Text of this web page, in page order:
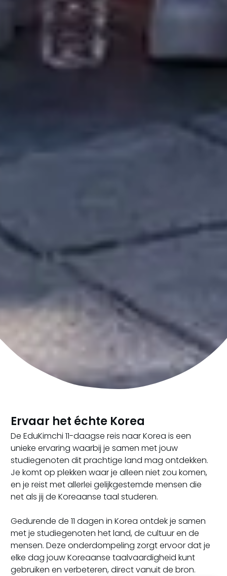
Ervaar het échte Korea
De EduKimchi 11-daagse reis naar Korea is een
unieke ervaring waarbij je samen met jouw
studiegenoten dit prachtige land mag ontdekken.
Je komt op plekken waar je alleen niet zou komen,
en je reist met allerlei gelijkgestemde mensen die
net als jij de Koreaanse taal studeren.
Gedurende de 11 dagen in Korea ontdek je samen
met je studiegenoten het land, de cultuur en de
mensen. Deze onderdompeling zorgt ervoor dat je
elke dag jouw Koreaanse taalvaardigheid kunt
gebruiken en verbeteren, direct vanuit de bron.